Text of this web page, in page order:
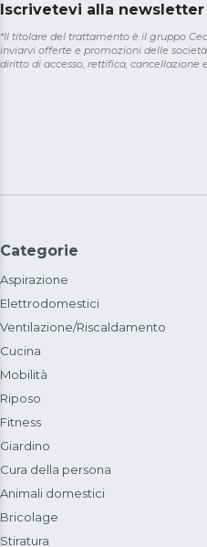
Iscrivetevi alla
*Il titolare del trattamento è il gruppo
inviarvi offerte e promozioni delle
diritto di accesso, rettifica, cancellazione
Categorie
Aspirazione
Elettrodomestici
Ventilazione/Riscaldamento
Cucina
Mobilità
Riposo
Fitness
Giardino
Cura della persona
Animali domestici
Bricolage
Stiratura